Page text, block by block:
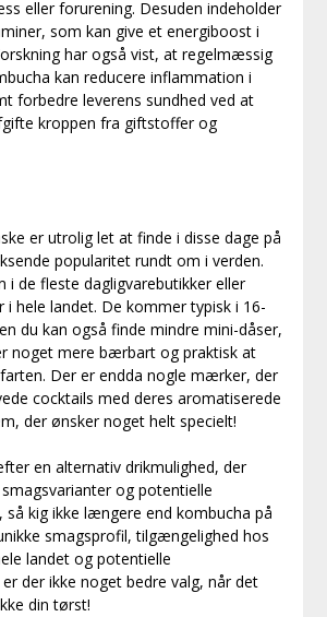
eller forurening. Desuden indeholder
som kan give et energiboost i
har også vist, at regelmæssig
kan reducere inflammation i
forbedre leverens sundhed ved at
kroppen fra giftstoffer og
er utrolig let at finde i disse dage på
popularitet rundt om i verden.
i de fleste dagligvarebutikker eller
i hele landet. De kommer typisk i 16-
du kan også finde mindre mini-dåser,
noget mere bærbart og praktisk at
Der er endda nogle mærker, der
cocktails med deres aromatiserede
der ønsker noget helt specielt!
en alternativ drikmulighed, der
og potentielle
så kig ikke længere end kombucha på
smagsprofil, tilgængelighed hos
landet og potentielle
der ikke noget bedre valg, når det
din tørst!